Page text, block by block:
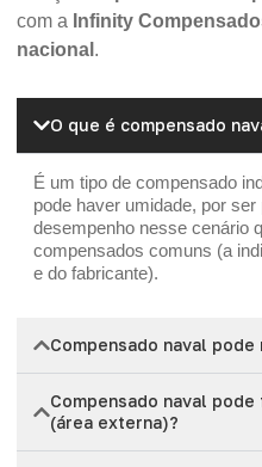
com a Infinity
nacional .
O que é compensado
É um tipo de compensado
pode haver umidade, por
desempenho nesse cenário
compensados comuns (a
e do fabricante).
Compensado naval
Compensado naval
(área externa)?